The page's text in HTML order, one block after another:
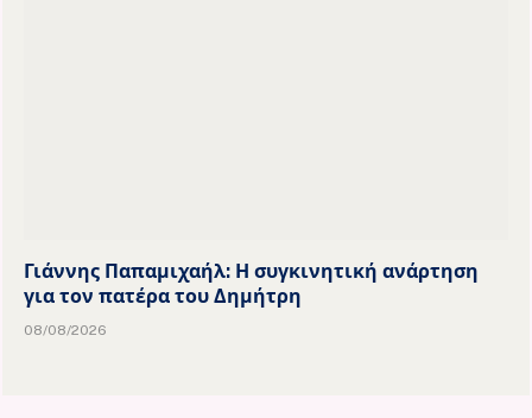
Γιάννης Παπαμιχαήλ: Η συγκινητική ανάρτηση
για τον πατέρα του Δημήτρη
08/08/2026